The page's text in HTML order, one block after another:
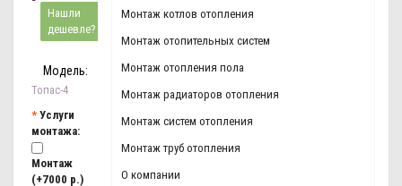
Монтаж котлов отопления
Монтаж отопительных систем
Монтаж отопления пола
Монтаж радиаторов отопления
Монтаж систем отопления
Монтаж труб отопления
О компании
Нашли
дешевле?
Модель:
Топас-4
Услуги
монтажа:
Монтаж
(+7000 р.)